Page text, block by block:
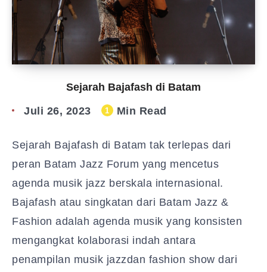
Sejarah Bajafash di Batam
Juli 26, 2023 1 Min Read
Sejarah Bajafash di Batam tak terlepas dari
peran Batam Jazz Forum yang mencetus
agenda musik jazz berskala internasional.
Bajafash atau singkatan dari Batam Jazz &
Fashion adalah agenda musik yang konsisten
mengangkat kolaborasi indah antara
penampilan musik jazzdan fashion show dari